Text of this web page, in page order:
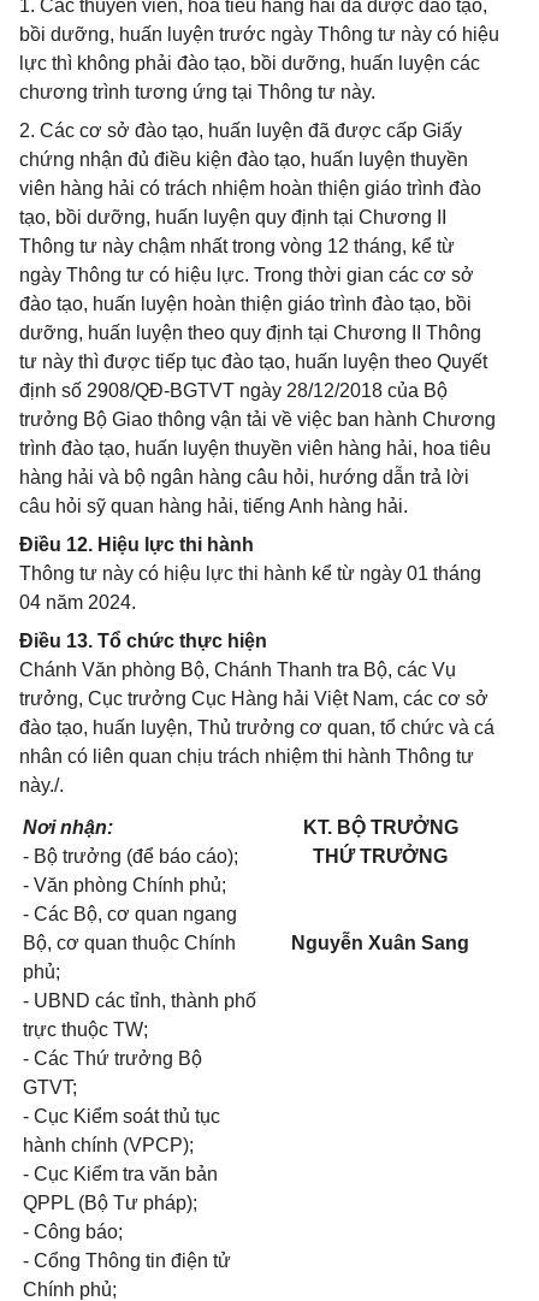
1. Các thuyền viên, hoa tiêu hàng hải đã được đào tạo,
bồi dưỡng, huấn luyện trước ngày Thông tư này có hiệu
lực thì không phải đào tạo, bồi dưỡng, huấn luyện các
chương trình tương ứng tại Thông tư này.
2. Các cơ sở đào tạo, huấn luyện đã được cấp Giấy
chứng nhận đủ điều kiện đào tạo, huấn luyện thuyền
viên hàng hải có trách nhiệm hoàn thiện giáo trình đào
tạo, bồi dưỡng, huấn luyện quy định tại Chương II
Thông tư này chậm nhất trong vòng 12 tháng, kể từ
ngày Thông tư có hiệu lực. Trong thời gian các cơ sở
đào tạo, huấn luyện hoàn thiện giáo trình đào tạo, bồi
dưỡng, huấn luyện theo quy định tại Chương II Thông
tư này thì được tiếp tục đào tạo, huấn luyện theo Quyết
định số 2908/QĐ-BGTVT ngày 28/12/2018 của Bộ
trưởng Bộ Giao thông vận tải về việc ban hành Chương
trình đào tạo, huấn luyện thuyền viên hàng hải, hoa tiêu
hàng hải và bộ ngân hàng câu hỏi, hướng dẫn trả lời
câu hỏi sỹ quan hàng hải, tiếng Anh hàng hải.
Điều 12. Hiệu lực thi hành
Thông tư này có hiệu lực thi hành kể từ ngày 01 tháng
04 năm 2024.
Điều 13. Tổ chức thực hiện
Chánh Văn phòng Bộ, Chánh Thanh tra Bộ, các Vụ
trưởng, Cục trưởng Cục Hàng hải Việt Nam, các cơ sở
đào tạo, huấn luyện, Thủ trưởng cơ quan, tổ chức và cá
nhân có liên quan chịu trách nhiệm thi hành Thông tư
này./.
Nơi nhận:
- Bộ trưởng (để báo cáo);
- Văn phòng Chính phủ;
- Các Bộ, cơ quan ngang
Bộ, cơ quan thuộc Chính
phủ;
- UBND các tỉnh, thành phố
trực thuộc TW;
- Các Thứ trưởng Bộ
GTVT;
- Cục Kiểm soát thủ tục
hành chính (VPCP);
- Cục Kiểm tra văn bản
QPPL (Bộ Tư pháp);
- Công báo;
- Cổng Thông tin điện tử
Chính phủ;
KT. BỘ TRƯỞNG
THỨ TRƯỞNG
Nguyễn Xuân Sang